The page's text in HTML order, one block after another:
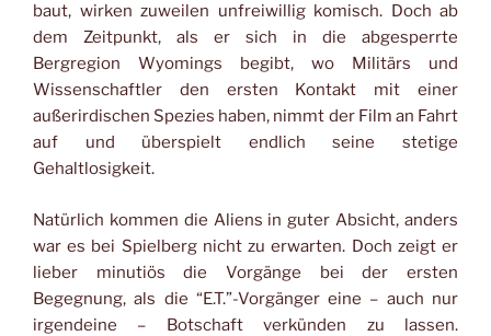
baut, wirken zuweilen unfreiwillig komisch. Doch ab
dem Zeitpunkt, als er sich in die abgesperrte
Bergregion Wyomings begibt, wo Militärs und
Wissenschaftler den ersten Kontakt mit einer
außerirdischen Spezies haben, nimmt der Film an Fahrt
auf und überspielt endlich seine stetige
Gehaltlosigkeit.
Natürlich kommen die Aliens in guter Absicht, anders
war es bei Spielberg nicht zu erwarten. Doch zeigt er
lieber minutiös die Vorgänge bei der ersten
Begegnung, als die “E.T.”-Vorgänger eine – auch nur
irgendeine – Botschaft verkünden zu lassen.